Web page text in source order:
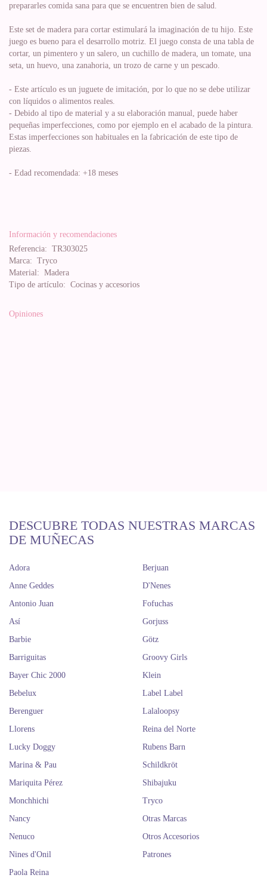
prepararles comida sana para que se encuentren bien de salud.
Este set de madera para cortar estimulará la imaginación de tu hijo. Este
juego es bueno para el desarrollo motriz. El juego consta de una tabla de
cortar, un pimentero y un salero, un cuchillo de madera, un tomate, una
seta, un huevo, una zanahoria, un trozo de carne y un pescado.
- Este artículo es un juguete de imitación, por lo que no se debe utilizar
con líquidos o alimentos reales.
- Debido al tipo de material y a su elaboración manual, puede haber
pequeñas imperfecciones, como por ejemplo en el acabado de la pintura.
Estas imperfecciones son habituales en la fabricación de este tipo de
piezas.
- Edad recomendada: +18 meses
Información y recomendaciones
Referencia: TR303025
Marca: Tryco
Material: Madera
Tipo de artículo: Cocinas y accesorios
Opiniones
DESCUBRE TODAS NUESTRAS MARCAS
DE MUÑECAS
Adora
Anne Geddes
Antonio Juan
Así
Barbie
Barriguitas
Bayer Chic 2000
Bebelux
Berenguer
Berjuan
D'Nenes
Fofuchas
Gorjuss
Götz
Groovy Girls
Klein
Label Label
Lalaloopsy
Llorens
Lucky Doggy
Marina & Pau
Mariquita Pérez
Monchhichi
Nancy
Nenuco
Nines d'Onil
Paola Reina
Reina del Norte
Rubens Barn
Schildkröt
Shibajuku
Tryco
Otras Marcas
Otros Accesorios
Patrones